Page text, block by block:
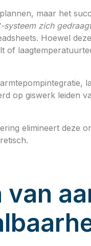
maar het
systeem zich
Hoewel
of
op giswerk leiden
elimineert deze